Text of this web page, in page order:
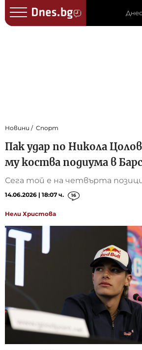
Новини Спорт
Пак удар по Никола
му коства подиума в
Сега той е на четвърта
14.06.2026 | 18:07 ч. 16
Нели Христова